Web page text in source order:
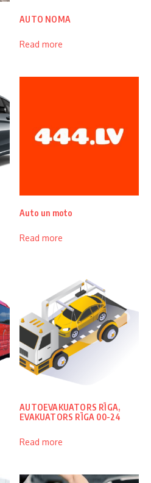
AUTO NOMA
Read more
Auto un moto
Read more
AUTOEVAKUATORS RĪGA,
EVAKUATORS RĪGA 00-24
Read more